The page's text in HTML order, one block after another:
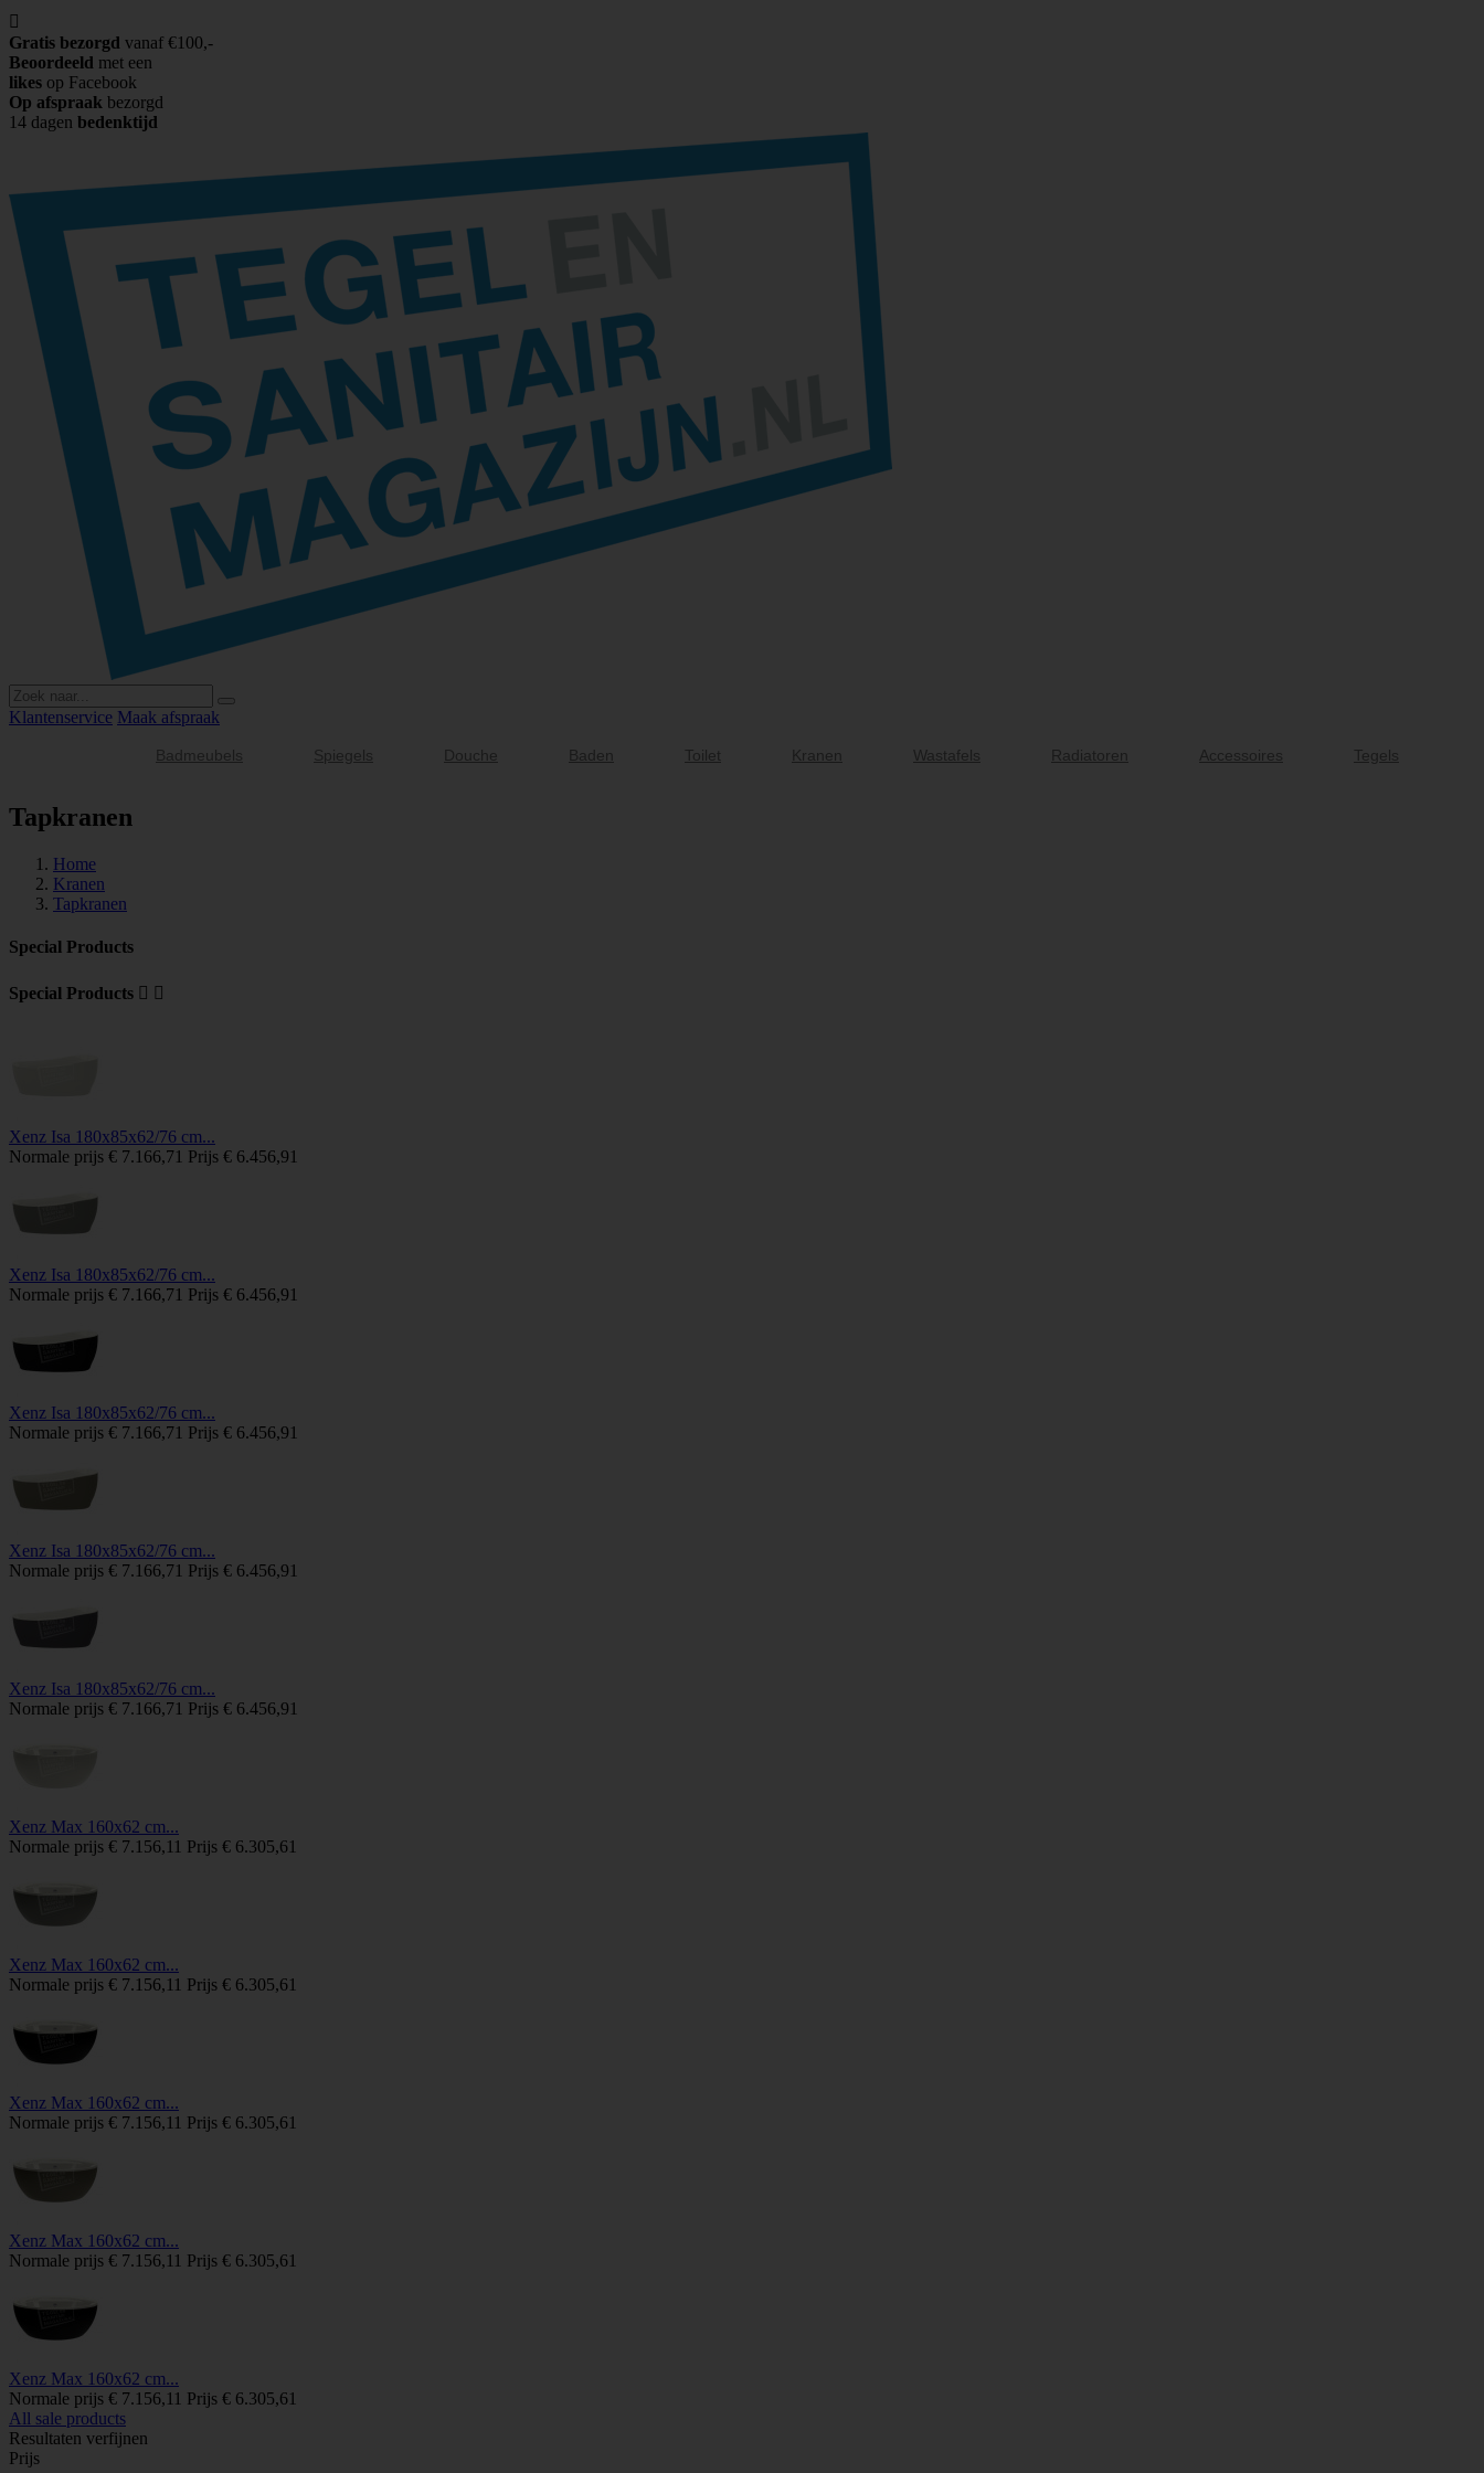

Gratis bezorgd vanaf €100,-
Beoordeeld met een
likes op Facebook
Op afspraak bezorgd
14 dagen bedenktijd
Klantenservice Maak afspraak
Badmeubels Spiegels Douche Baden Toilet Kranen Wastafels Radiatoren Accessoires Tegels
Tapkranen
Home
Kranen
Tapkranen
Special Products
Special Products  
Xenz Isa 180x85x62/76 cm...
Normale prijs € 7.166,71 Prijs € 6.456,91
Xenz Isa 180x85x62/76 cm...
Normale prijs € 7.166,71 Prijs € 6.456,91
Xenz Isa 180x85x62/76 cm...
Normale prijs € 7.166,71 Prijs € 6.456,91
Xenz Isa 180x85x62/76 cm...
Normale prijs € 7.166,71 Prijs € 6.456,91
Xenz Isa 180x85x62/76 cm...
Normale prijs € 7.166,71 Prijs € 6.456,91
Xenz Max 160x62 cm...
Normale prijs € 7.156,11 Prijs € 6.305,61
Xenz Max 160x62 cm...
Normale prijs € 7.156,11 Prijs € 6.305,61
Xenz Max 160x62 cm...
Normale prijs € 7.156,11 Prijs € 6.305,61
Xenz Max 160x62 cm...
Normale prijs € 7.156,11 Prijs € 6.305,61
Xenz Max 160x62 cm...
Normale prijs € 7.156,11 Prijs € 6.305,61
All sale products
Resultaten verfijnen
Prijs